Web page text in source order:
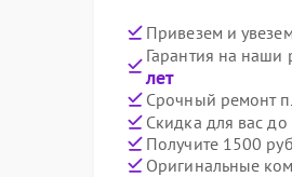
Привезем и
Гарантия на
лет
Срочный ремонт
Скидка для вас до
Получите 1500
Оригинальные